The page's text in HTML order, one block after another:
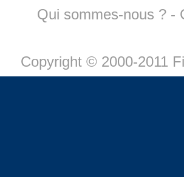
Qui sommes-nous ? -
Copyright © 2000-2011